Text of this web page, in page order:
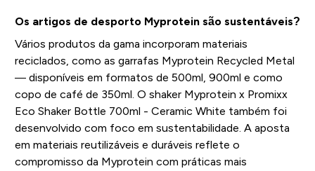
Os artigos de desporto Myprotein são sustentáveis?
Vários produtos da gama incorporam materiais
reciclados, como as garrafas Myprotein Recycled Metal
— disponíveis em formatos de 500ml, 900ml e como
copo de café de 350ml. O shaker Myprotein x Promixx
Eco Shaker Bottle 700ml - Ceramic White também foi
desenvolvido com foco em sustentabilidade. A aposta
em materiais reutilizáveis e duráveis reflete o
compromisso da Myprotein com práticas mais